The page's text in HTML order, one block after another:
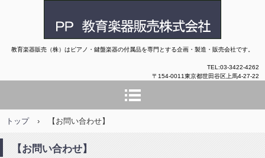
教育楽器販売株式会社
教育楽器販売（株）はピアノ・鍵盤楽器の付属品を専門とする企画・製造・販売会社です。
TEL:03-3422-4262
〒154-0011東京都世田谷区上馬4-27-22
トップ › 【お問い合わせ】
【お問い合わせ】